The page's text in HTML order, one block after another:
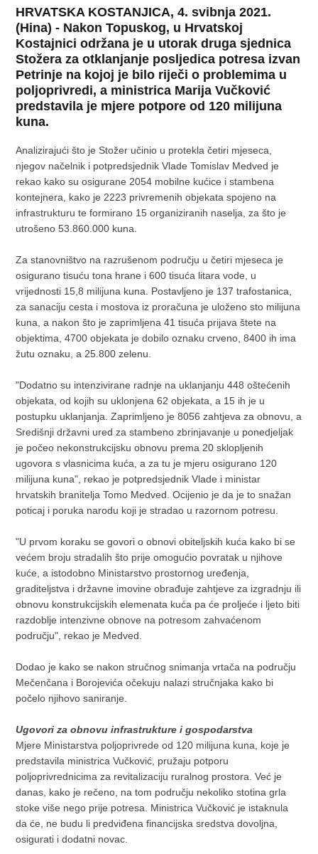
HRVATSKA KOSTANJICA, 4. svibnja 2021.
(Hina) - Nakon Topuskog, u Hrvatskoj
Kostajnici održana je u utorak druga sjednica
Stožera za otklanjanje posljedica potresa izvan
Petrinje na kojoj je bilo riječi o problemima u
poljoprivredi, a ministrica Marija Vučković
predstavila je mjere potpore od 120 milijuna
kuna.
Analizirajući što je Stožer učinio u protekla četiri mjeseca,
njegov načelnik i potpredsjednik Vlade Tomislav Medved je
rekao kako su osigurane 2054 mobilne kućice i stambena
kontejnera, kako je 2223 privremenih objekata spojeno na
infrastrukturu te formirano 15 organiziranih naselja, za što je
utrošeno 53.860.000 kuna.
Za stanovništvo na razrušenom području u četiri mjeseca je
osigurano tisuću tona hrane i 600 tisuća litara vode, u
vrijednosti 15,8 milijuna kuna. Postavljeno je 137 trafostanica,
za sanaciju cesta i mostova iz proračuna je uloženo sto milijuna
kuna, a nakon što je zaprimljena 41 tisuća prijava štete na
objektima, 4700 objekata je dobilo oznaku crveno, 8400 ih ima
žutu oznaku, a 25.800 zelenu.
"Dodatno su intenzivirane radnje na uklanjanju 448 oštećenih
objekata, od kojih su uklonjena 62 objekata, a 15 ih je u
postupku uklanjanja. Zaprimljeno je 8056 zahtjeva za obnovu, a
Središnji državni ured za stambeno zbrinjavanje u ponedjeljak
je počeo nekonstrukcijsku obnovu prema 20 sklopljenih
ugovora s vlasnicima kuća, a za tu je mjeru osigurano 120
milijuna kuna", rekao je potpredsjednik Vlade i ministar
hrvatskih branitelja Tomo Medved. Ocijenio je da je to snažan
poticaj i poruka narodu koji je stradao u razornom potresu.
"U prvom koraku se govori o obnovi obiteljskih kuća kako bi se
većem broju stradalih što prije omogućio povratak u njihove
kuće, a istodobno Ministarstvo prostornog uređenja,
graditeljstva i državne imovine obrađuje zahtjeve za izgradnju ili
obnovu konstrukcijskih elemenata kuća pa će proljeće i ljeto biti
razdoblje intenzivne obnove na potresom zahvaćenom
području", rekao je Medved.
Dodao je kako se nakon stručnog snimanja vrtača na području
Mečenčana i Borojevića očekuju nalazi stručnjaka kako bi
počelo njihovo saniranje.
Ugovori za obnovu infrastrukture i gospodarstva
Mjere Ministarstva poljoprivrede od 120 milijuna kuna, koje je
predstavila ministrica Vučković, pružaju potporu
poljoprivrednicima za revitalizaciju ruralnog prostora. Već je
danas, kako je rečeno, na tom području nekoliko stotina grla
stoke više nego prije potresa. Ministrica Vučković je istaknula
da će, ne budu li predviđena financijska sredstva dovoljna,
osigurati i dodatni novac.